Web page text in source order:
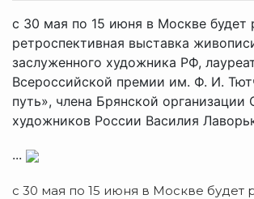
с 30 мая по 15 июня в Москве будет
ретроспективная выставка
заслуженного художника РФ,
Всероссийской премии им. Ф. И.
путь», члена Брянской организации
художников России Василия
...
с 30 мая по 15 июня в Москве будет